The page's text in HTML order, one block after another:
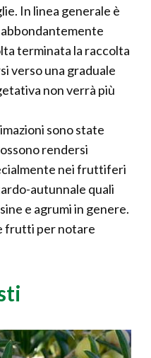
In linea generale è
terminata la raccolta
verso una graduale
non verrà più
sono state
rendersi
nei fruttiferi
autunnale quali
e agrumi in genere.
frutti per notare